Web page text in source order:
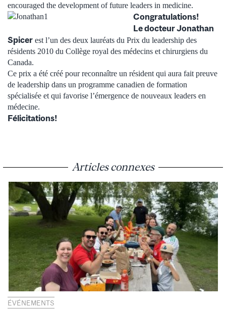
encouraged the development of future leaders in medicine.
Congratulations!
Le docteur Jonathan
Spicer est l’un des deux lauréats du Prix du leadership des
résidents 2010 du Collège royal des médecins et chirurgiens du
Canada.
Ce prix a été créé pour reconnaître un résident qui aura fait preuve
de leadership dans un programme canadien de formation
spécialisée et qui favorise l’émergence de nouveaux leaders en
médecine.
Félicitations!
Articles connexes
ÉVÉNEMENTS